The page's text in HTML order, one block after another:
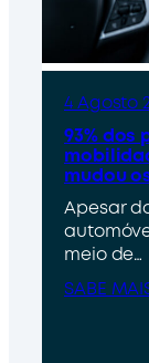
4 Agosto
93% dos
mudou
Apesar
meio de…
SABE